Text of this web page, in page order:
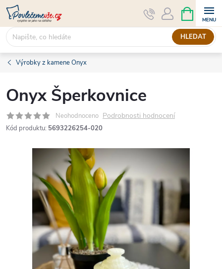
Přejít
obsah
HLEDAT
NÁKUPNÍ
KOŠÍK
Výrobky z kamene Onyx
Onyx Šperkovnice
Neohodnoceno Podrobnosti hodnocení
Kód produktu: 5693226254-020